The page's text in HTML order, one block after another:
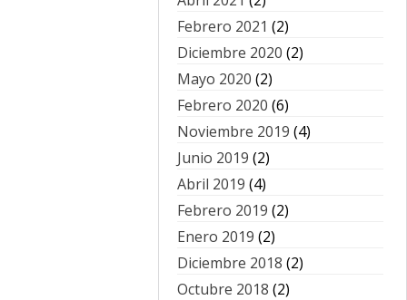
Febrero 2021 (2)
Diciembre 2020 (2)
Mayo 2020 (2)
Febrero 2020 (6)
Noviembre 2019 (4)
Junio 2019 (2)
Abril 2019 (4)
Febrero 2019 (2)
Enero 2019 (2)
Diciembre 2018 (2)
Octubre 2018 (2)